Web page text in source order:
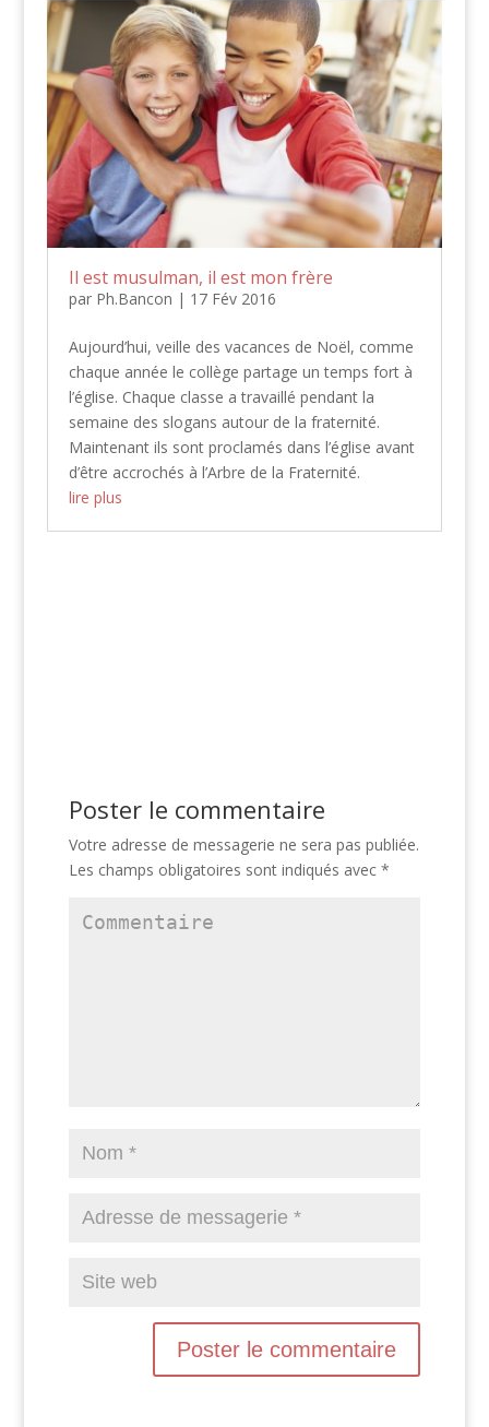
Il est musulman, il est mon frère
par Ph.Bancon | 17 Fév 2016
Aujourd’hui, veille des vacances de Noël, comme
chaque année le collège partage un temps fort à
l’église. Chaque classe a travaillé pendant la
semaine des slogans autour de la fraternité.
Maintenant ils sont proclamés dans l’église avant
d’être accrochés à l’Arbre de la Fraternité.
lire plus
Poster le commentaire
Votre adresse de messagerie ne sera pas publiée.
Les champs obligatoires sont indiqués avec *